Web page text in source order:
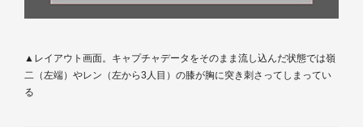
▲レイアウト画面。キャプチャデータをそのまま流し込んだ状態では嶺
二（左端）やレン（左から3人目）の膝が胸に突き刺さってしまってい
る